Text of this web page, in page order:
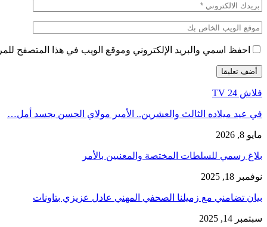
احفظ اسمي والبريد الإلكتروني وموقع الويب في هذا المتصفح
فلاش 24 TV
في عيد ميلاده الثالث والعشرين.. الأمير مولاي الحسن يجسد أمل…
مايو 8, 2026
بلاغ رسمي للسلطات المختصة والمعنيين بالأمر
نوفمبر 18, 2025
بيان تضامني مع زميلنا الصحفي المهني عادل عزيزي بتاونات
سبتمبر 14, 2025